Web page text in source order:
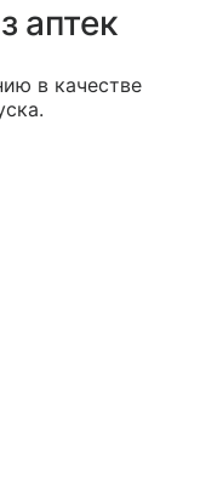
аптек
в качестве